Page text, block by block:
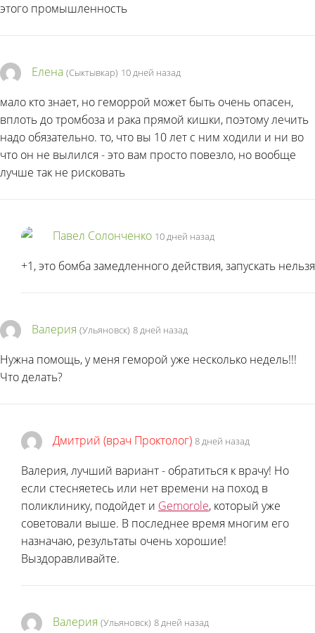
этого промышленность
Елена (Сыктывкар) 10 дней назад
мало кто знает, но геморрой может быть очень опасен,
вплоть до тромбоза и рака прямой кишки, поэтому лечить
надо обязательно. то, что вы 10 лет с ним ходили и ни во
что он не вылился - это вам просто повезло, но вообще
лучше так не рисковать
Павел Солонченко 10 дней назад
+1, это бомба замедленного действия, запускать нельзя
Валерия (Ульяновск) 8 дней назад
Нужна помощь, у меня геморой уже несколько недель!!!
Что делать?
Дмитрий (врач Проктолог) 8 дней назад
Валерия, лучший вариант - обратиться к врачу! Но
если стесняетесь или нет времени на поход в
поликлинику, подойдет и Gemorole, который уже
советовали выше. В последнее время многим его
назначаю, результаты очень хорошие!
Выздоравливайте.
Валерия (Ульяновск) 8 дней назад